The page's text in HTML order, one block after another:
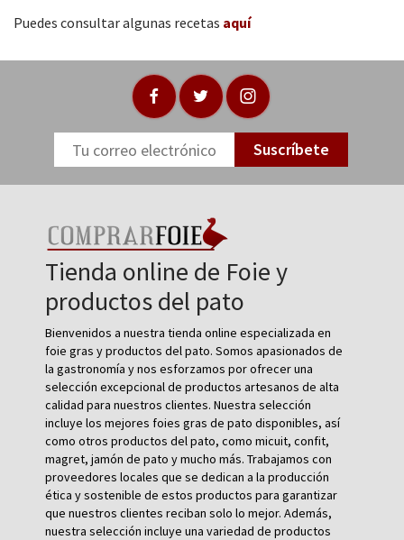
Puedes consultar algunas recetas aquí
Suscríbete
Tienda online de Foie y
productos del pato
Bienvenidos a nuestra tienda online especializada en
foie gras y productos del pato. Somos apasionados de
la gastronomía y nos esforzamos por ofrecer una
selección excepcional de productos artesanos de alta
calidad para nuestros clientes. Nuestra selección
incluye los mejores foies gras de pato disponibles, así
como otros productos del pato, como micuit, confit,
magret, jamón de pato y mucho más. Trabajamos con
proveedores locales que se dedican a la producción
ética y sostenible de estos productos para garantizar
que nuestros clientes reciban solo lo mejor. Además,
nuestra selección incluye una variedad de productos